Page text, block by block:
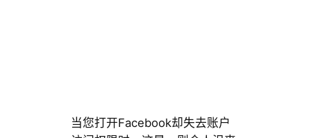
当您打开Facebook却失去账户